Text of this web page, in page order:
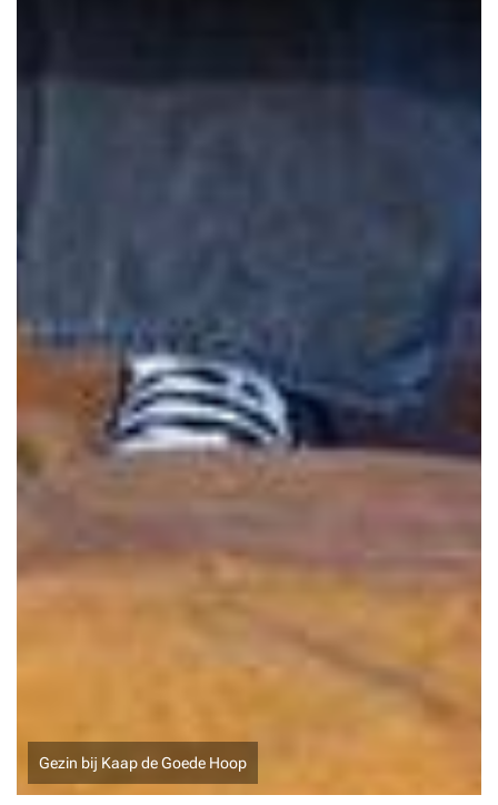
Robberg Nature Reserve in Zuid-Afrika